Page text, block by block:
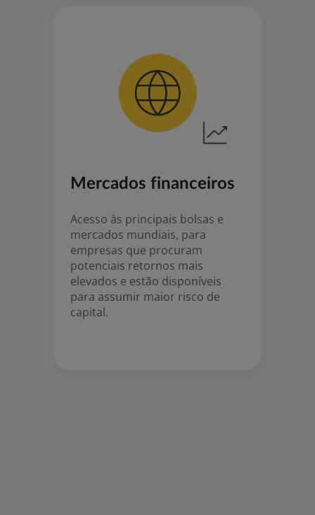
Mercados financeiros
Acesso às principais bolsas e
mercados mundiais, para
empresas que procuram
potenciais retornos mais
elevados e estão disponíveis
para assumir maior risco de
capital.